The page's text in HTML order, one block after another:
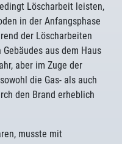
Löscharbeit leisten,
in der Anfangsphase
der Löscharbeiten
aus dem Haus
aber im Zuge der
die Gas- als auch
den Brand erheblich
musste mit